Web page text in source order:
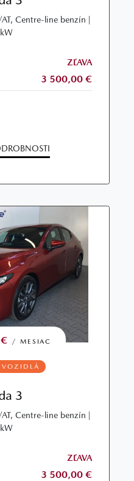
Centre-line benzín |
ZĽAVA
3 500,00 €
/ MESIAC
VOZIDLÁ
3
Centre-line benzín |
ZĽAVA
3 500,00 €